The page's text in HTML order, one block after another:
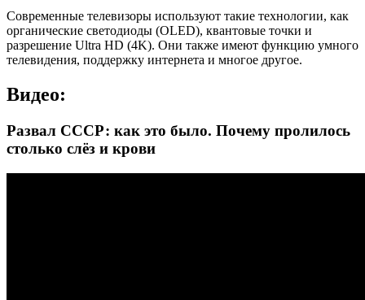
Современные телевизоры используют такие технологии, как
органические светодиоды (OLED), квантовые точки и
разрешение Ultra HD (4K). Они также имеют функцию умного
телевидения, поддержку интернета и многое другое.
Видео:
Развал СССР: как это было. Почему пролилось
столько слёз и крови